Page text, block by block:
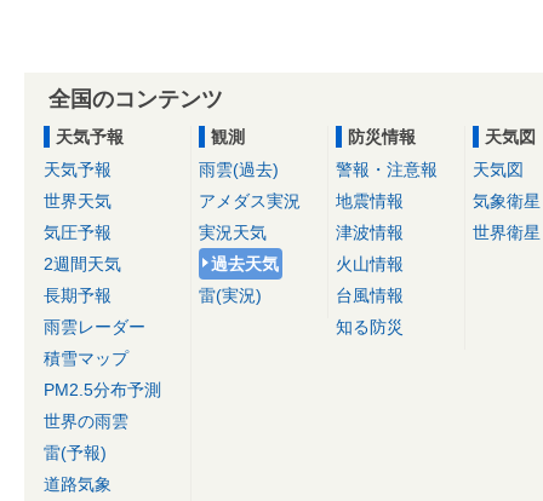
全国のコンテンツ
天気予報
天気予報
世界天気
気圧予報
2週間天気
長期予報
雨雲レーダー
積雪マップ
PM2.5分布予測
世界の雨雲
雷(予報)
道路気象
観測
雨雲(過去)
アメダス実況
実況天気
過去天気
雷(実況)
防災情報
警報・注意報
地震情報
津波情報
火山情報
台風情報
知る防災
天気図
天気図
気象衛星
世界衛星